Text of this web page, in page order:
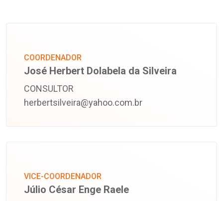
COORDENADOR
José Herbert Dolabela da Silveira
CONSULTOR
herbertsilveira@yahoo.com.br
VICE-COORDENADOR
Júlio César Enge Raele